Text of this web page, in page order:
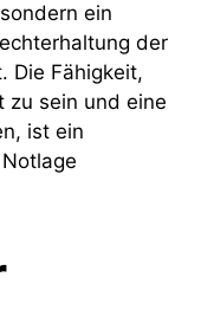
ein
der
Die Fähigkeit,
zu sein und eine
ist ein